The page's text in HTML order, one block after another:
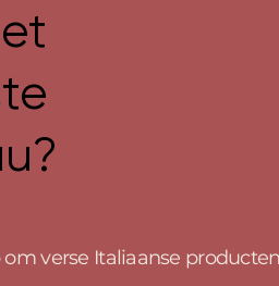
verse Italiaanse